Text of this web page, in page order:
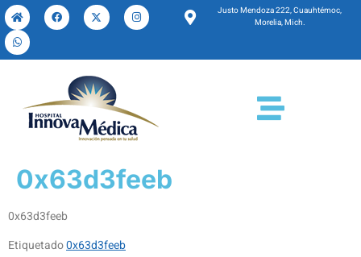
Justo Mendoza 222, Cuauhtémoc,
Morelia, Mich.
0x63d3feeb
0x63d3feeb
Etiquetado0x63d3feeb